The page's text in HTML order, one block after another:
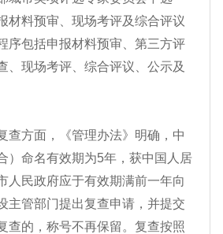
材料预审、现场考评及综合评议
序包括申报材料预审、第三方评
、现场考评、综合评议、公示及
查方面，《管理办法》明确，中
）命名有效期为5年，获中国人居
人民政府应于有效期满前一年向
主管部门提出复查申请，并提交
查的，称号不再保留。复查按照